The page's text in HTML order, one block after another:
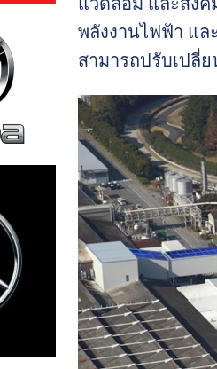
พลังงานไฟฟ้า แล
สามารถปรับเปลี่